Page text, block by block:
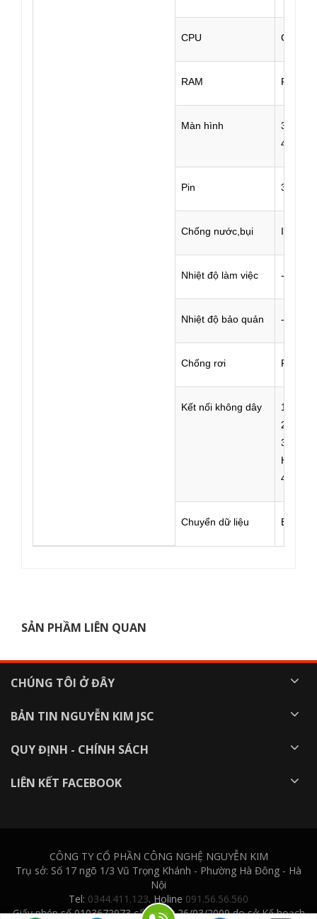
CPU
RAM
Màn hình
3.7
Pin 3.7v，
Chống nước,bụi IP67
Nhiệt độ làm việc -20～
Nhiệt độ bảo quản -30～
Chống rơi Rơi tự
Kết nối không dây
2）
3）tiêu
Hỗ trợ
4）
Chuyển dữ liệu Bàn
SẢN PHẦM LIÊN QUAN
CHÚNG TÔI Ở ĐÂY
BẢN TIN NGUYỄN KIM JSC
QUY ĐỊNH - CHÍNH SÁCH
LIÊN KẾT FACEBOOK
CÔNG TY CỔ PHẦN CÔNG NGHỆ NGUYỄN KIM
Trụ sở: Số 17 ngõ 1/3 Vũ Trọng Khánh - Phường Hà Đông - Hà
Nội
Tel: 0344.411.123. Holine 091.56.56.560
Giấy phép số 0103672973 cấp ngày 26/03/2009 do sở Kế hoạch